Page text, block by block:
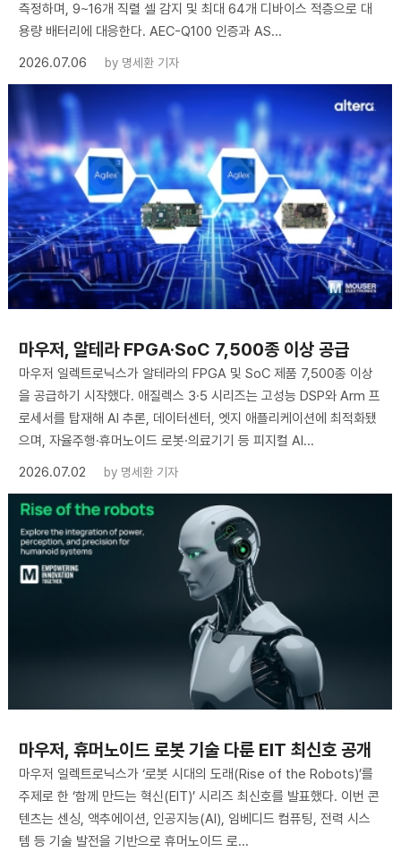
측정하며, 9~16개 직렬 셀 감지 및 최대 64개 디바이스 적층으로 대
용량 배터리에 대응한다. AEC-Q100 인증과 AS...
2026.07.06
by 명세환 기자
마우저, 알테라 FPGA·SoC 7,500종 이상 공급
마우저 일렉트로닉스가 알테라의 FPGA 및 SoC 제품 7,500종 이상
을 공급하기 시작했다. 애질렉스 3·5 시리즈는 고성능 DSP와 Arm 프
로세서를 탑재해 AI 추론, 데이터센터, 엣지 애플리케이션에 최적화됐
으며, 자율주행·휴머노이드 로봇·의료기기 등 피지컬 AI...
2026.07.02
by 명세환 기자
마우저, 휴머노이드 로봇 기술 다룬 EIT 최신호 공개
마우저 일렉트로닉스가 ‘로봇 시대의 도래(Rise of the Robots)’를
주제로 한 ‘함께 만드는 혁신(EIT)’ 시리즈 최신호를 발표했다. 이번 콘
텐츠는 센싱, 액추에이션, 인공지능(AI), 임베디드 컴퓨팅, 전력 시스
템 등 기술 발전을 기반으로 휴머노이드 로...